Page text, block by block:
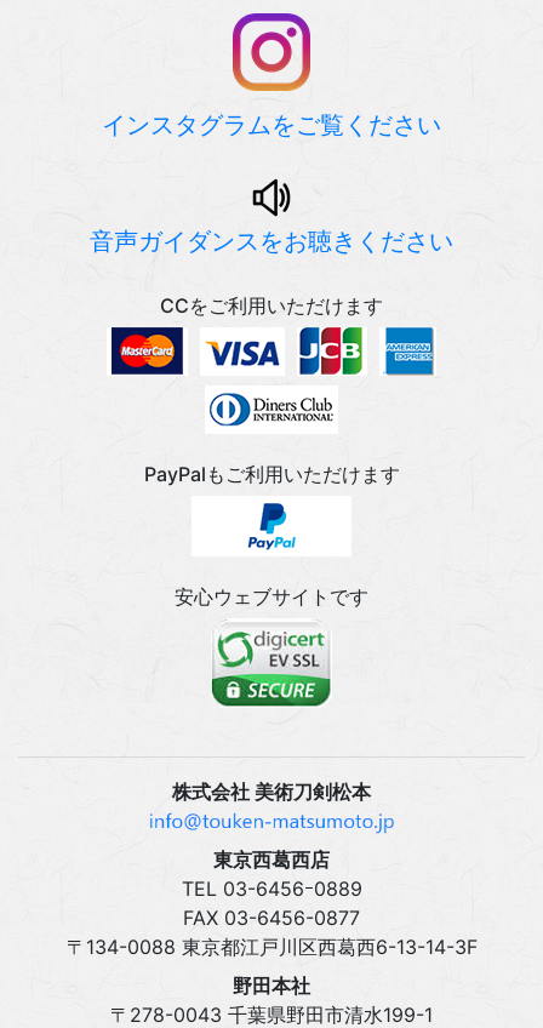
インスタグラムをご覧ください
音声ガイダンスをお聴きください
CCをご利用いただけます
PayPalもご利用いただけます
安心ウェブサイトです
株式会社 美術刀剣松本
東京西葛西店
TEL 03‍-6456ｰ0889
FAX 03‍-6456-0877
〒134-0088 東京都江戸川区西葛西6-13-14-3F
野田本社
〒278-0043 千葉県野田市清水199-1